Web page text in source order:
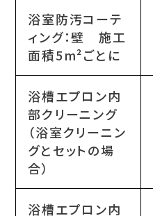
浴室防汚コーテ
ィング：壁 施工
面積5m²ごとに
浴槽エプロン内
部クリーニング
（浴室クリーニン
グとセットの場
合）
浴槽エプロン内